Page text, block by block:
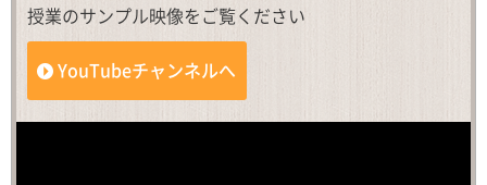
授業のサンプル映像をご覧ください
YouTubeチャンネルへ